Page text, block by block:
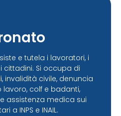
e tutela i lavoratori, i
cittadini. Si occupa di
invalidità civile, denuncia
lavoro, colf e badanti,
assistenza medica sui
a INPS e INAIL.